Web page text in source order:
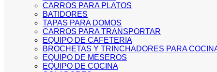
CARROS PARA PLATOS
BATIDORES
TAPAS PARA DOMOS
CARROS PARA TRANSPORTAR
EQUIPO DE CAFETERIA
BROCHETAS Y TRINCHADORES PARA
EQUIPO DE MESEROS
EQUIPO DE COCINA